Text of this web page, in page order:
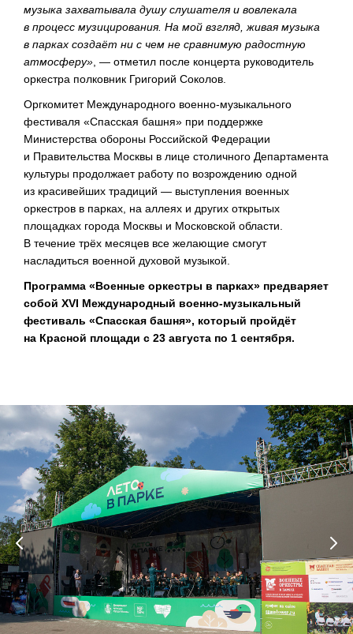
музыка захватывала душу слушателя и вовлекала
в процесс музицирования. На мой взгляд, живая музыка
в парках создаёт ни с чем не сравнимую радостную
атмосферу» , — отметил после концерта руководитель
оркестра полковник Григорий Соколов.
Оргкомитет Международного военно-музыкального
фестиваля «Спасская башня» при поддержке
Министерства обороны Российской Федерации
и Правительства Москвы в лице столичного Департамента
культуры продолжает работу по возрождению одной
из красивейших традиций — выступления военных
оркестров в парках, на аллеях и других открытых
площадках города Москвы и Московской области.
В течение трёх месяцев все желающие смогут
насладиться военной духовой музыкой.
Программа «Военные оркестры в парках» предваряет
собой XVI Международный военно-музыкальный
фестиваль «Спасская башня», который пройдёт
на Красной площади с 23 августа по 1 сентября.